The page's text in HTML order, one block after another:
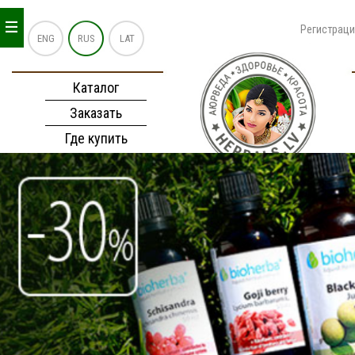
ENG RUS LAT
Каталог
Заказать
Где купить
_
_
_